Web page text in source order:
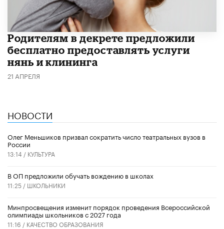
Родителям в декрете предложили
бесплатно предоставлять услуги
нянь и клининга
21 АПРЕЛЯ
НОВОСТИ
Олег Меньшиков призвал сократить число театральных вузов в
России
13:14 / КУЛЬТУРА
В ОП предложили обучать вождению в школах
11:25 / ШКОЛЬНИКИ
Минпросвещения изменит порядок проведения Всероссийской
олимпиады школьников с 2027 года
11:16 / КАЧЕСТВО ОБРАЗОВАНИЯ